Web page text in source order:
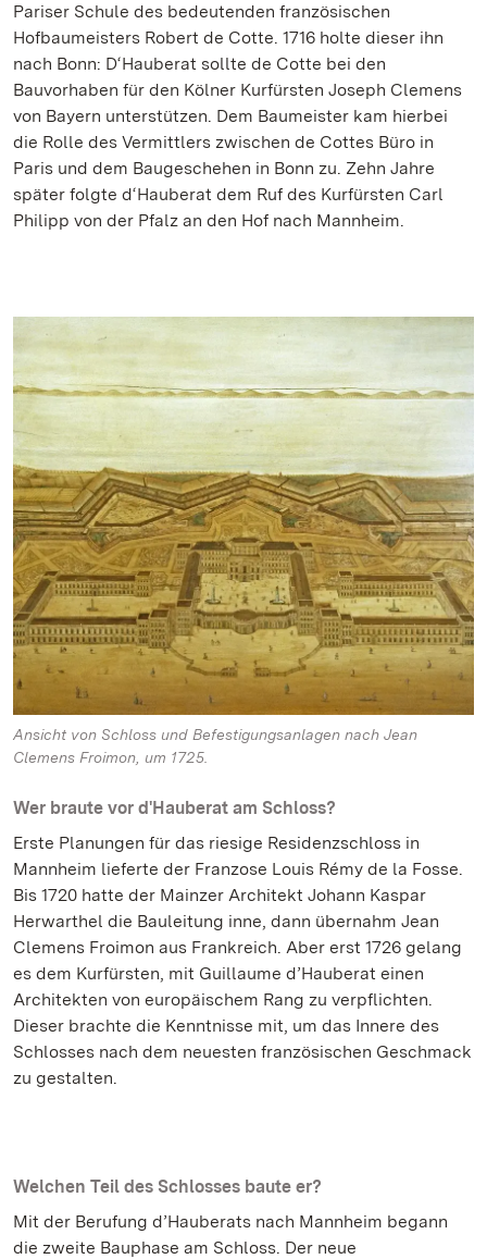
Pariser Schule des bedeutenden französischen
Hofbaumeisters Robert de Cotte. 1716 holte dieser ihn
nach Bonn: D‘Hauberat sollte de Cotte bei den
Bauvorhaben für den Kölner Kurfürsten Joseph Clemens
von Bayern unterstützen. Dem Baumeister kam hierbei
die Rolle des Vermittlers zwischen de Cottes Büro in
Paris und dem Baugeschehen in Bonn zu. Zehn Jahre
später folgte d‘Hauberat dem Ruf des Kurfürsten Carl
Philipp von der Pfalz an den Hof nach Mannheim.
Ansicht von Schloss und Befestigungsanlagen nach Jean
Clemens Froimon, um 1725.
Wer braute vor d'Hauberat am Schloss?
Erste Planungen für das riesige Residenzschloss in
Mannheim lieferte der Franzose Louis Rémy de la Fosse.
Bis 1720 hatte der Mainzer Architekt Johann Kaspar
Herwarthel die Bauleitung inne, dann übernahm Jean
Clemens Froimon aus Frankreich. Aber erst 1726 gelang
es dem Kurfürsten, mit Guillaume d’Hauberat einen
Architekten von europäischem Rang zu verpflichten.
Dieser brachte die Kenntnisse mit, um das Innere des
Schlosses nach dem neuesten französischen Geschmack
zu gestalten.
Welchen Teil des Schlosses baute er?
Mit der Berufung d’Hauberats nach Mannheim begann
die zweite Bauphase am Schloss. Der neue